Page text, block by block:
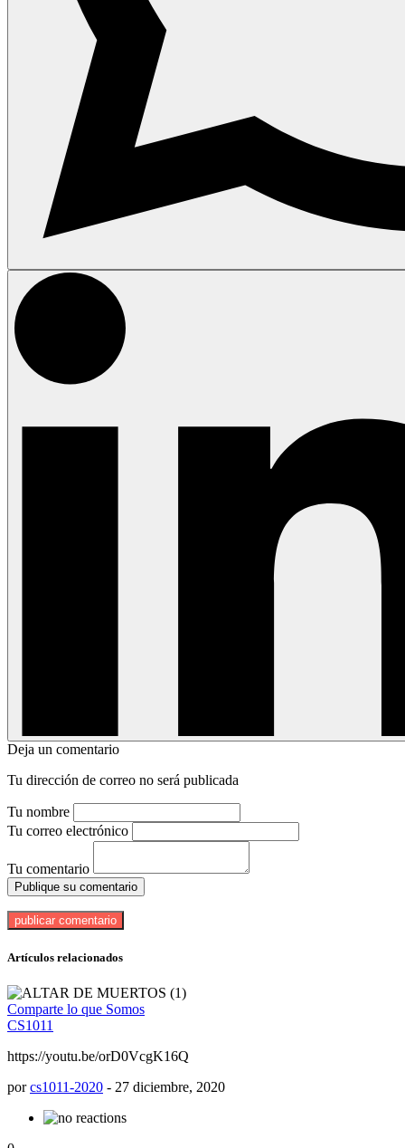
Deja un comentario
Tu dirección de correo no será publicada
Tu nombre
Tu correo electrónico
Tu comentario
Publique su comentario
Artículos relacionados
Comparte lo que Somos
CS1011
https://youtu.be/orD0VcgK16Q
porcs1011-2020 - 27 diciembre, 2020